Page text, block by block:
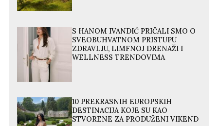
S HANOM IVANDIĆ PRIČALI SMO O
SVEOBUHVATNOM PRISTUPU
ZDRAVLJU, LIMFNOJ DRENAŽI I
WELLNESS TRENDOVIMA
10 PREKRASNIH EUROPSKIH
DESTINACIJA KOJE SU KAO
STVORENE ZA PRODUŽENI VIKEND